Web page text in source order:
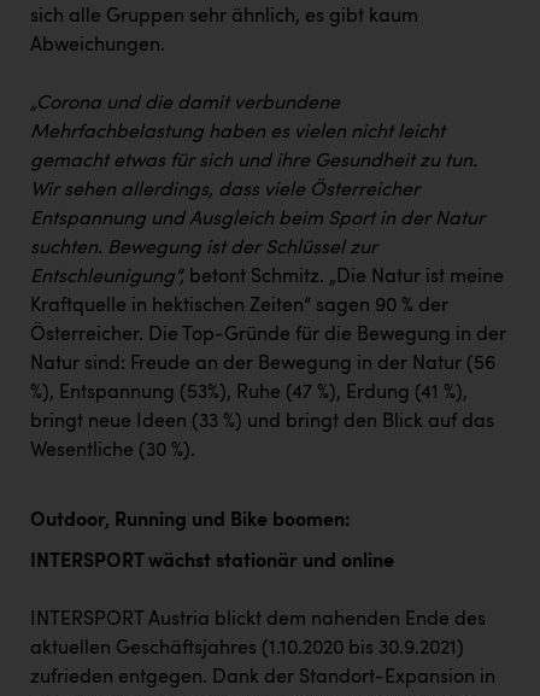
sich alle Gruppen sehr ähnlich, es gibt kaum
Abweichungen.
„Corona und die damit verbundene
Mehrfachbelastung haben es vielen nicht leicht
gemacht etwas für sich und ihre Gesundheit zu tun.
Wir sehen allerdings, dass viele Österreicher
Entspannung und Ausgleich beim Sport in der Natur
suchten. Bewegung ist der Schlüssel zur
Entschleunigung“, betont Schmitz. „Die Natur ist meine
Kraftquelle in hektischen Zeiten“ sagen 90 % der
Österreicher. Die Top-Gründe für die Bewegung in der
Natur sind: Freude an der Bewegung in der Natur (56
%), Entspannung (53%), Ruhe (47 %), Erdung (41 %),
bringt neue Ideen (33 %) und bringt den Blick auf das
Wesentliche (30 %).
Outdoor, Running und Bike boomen:
INTERSPORT wächst stationär und online
INTERSPORT Austria blickt dem nahenden Ende des
aktuellen Geschäftsjahres (1.10.2020 bis 30.9.2021)
zufrieden entgegen. Dank der Standort-Expansion in